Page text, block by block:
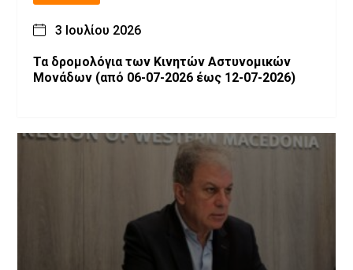
3 Ιουλίου 2026
Τα δρομολόγια των Κινητών Αστυνομικών
Μονάδων (από 06-07-2026 έως 12-07-2026)